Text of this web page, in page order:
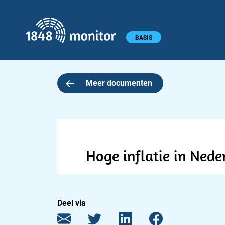
Hoofdmenu BASIS
Meer documenten
Hoge inflatie in
Deel via